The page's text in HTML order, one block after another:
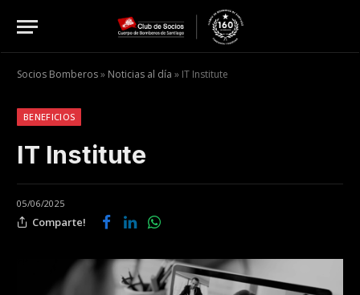
Socios Bomberos» Noticias al día » IT Institute
BENEFICIOS
IT Institute
05/06/2025
Comparte!